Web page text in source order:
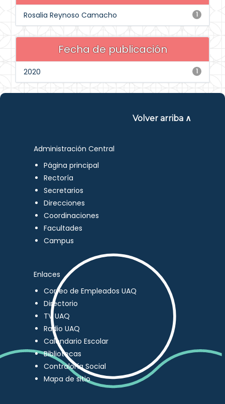
1
Rosalia Reynoso Camacho
Fecha de publicación
1
2020
Volver arriba ∧
Administración Central
Página principal
Rectoría
Secretarios
Direcciones
Coordinaciones
Facultades
Campus
Enlaces
Correo de Empleados UAQ
Directorio
TV UAQ
Radio UAQ
Calendario Escolar
Bibliotecas
Contraloría Social
Mapa de sitio